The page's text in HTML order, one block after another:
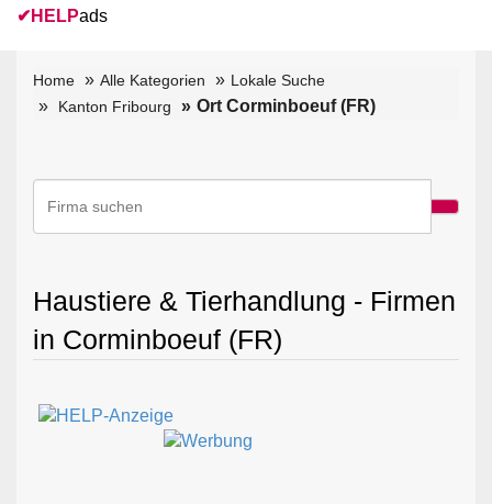
✔ HELPads
Home Alle Kategorien
Lokale Suche
Kanton Fribourg
Ort Corminboeuf (FR)
Haustiere & Tierhandlung - Firmen
in Corminboeuf (FR)